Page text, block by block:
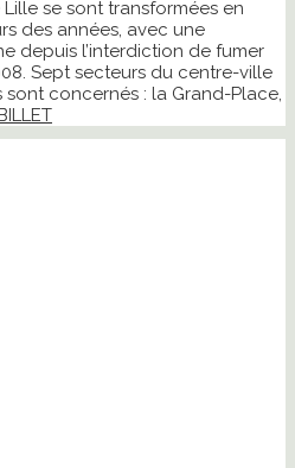
se sont transformées en
des années, avec une
depuis l’interdiction de fumer
Sept secteurs du centre-ville
concernés : la Grand-Place,